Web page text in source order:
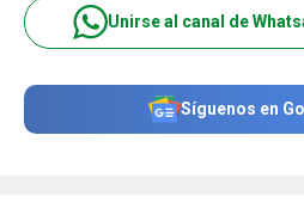
Unirse al canal de
Síguenos en